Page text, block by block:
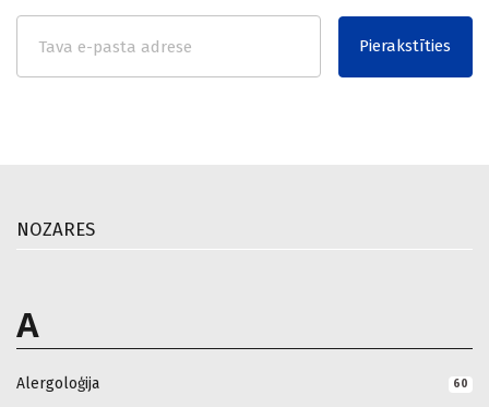
Pierakstīties
NOZARES
A
Alergoloģija 60